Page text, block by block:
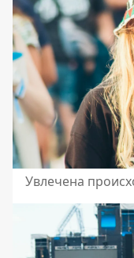
Увлечена